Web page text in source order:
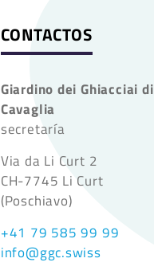
CONTACTOS
Giardino dei Ghiacciai di
Cavaglia
secretaría
Via da Li Curt 2
CH-7745 Li Curt
(Poschiavo)
+41 79 585 99 99
info@ggc.swiss